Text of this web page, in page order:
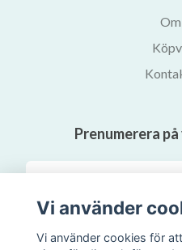
Prenumerera
Vi använder
Vi använder cookies för